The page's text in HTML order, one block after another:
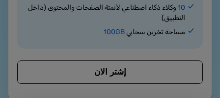
10 وكلاء ذكاء اصطناعي لأتمتة الصفحات والمحتوى (داخل
التطبيق)
مساحة تخزين سحابي100GB
إشتر الان